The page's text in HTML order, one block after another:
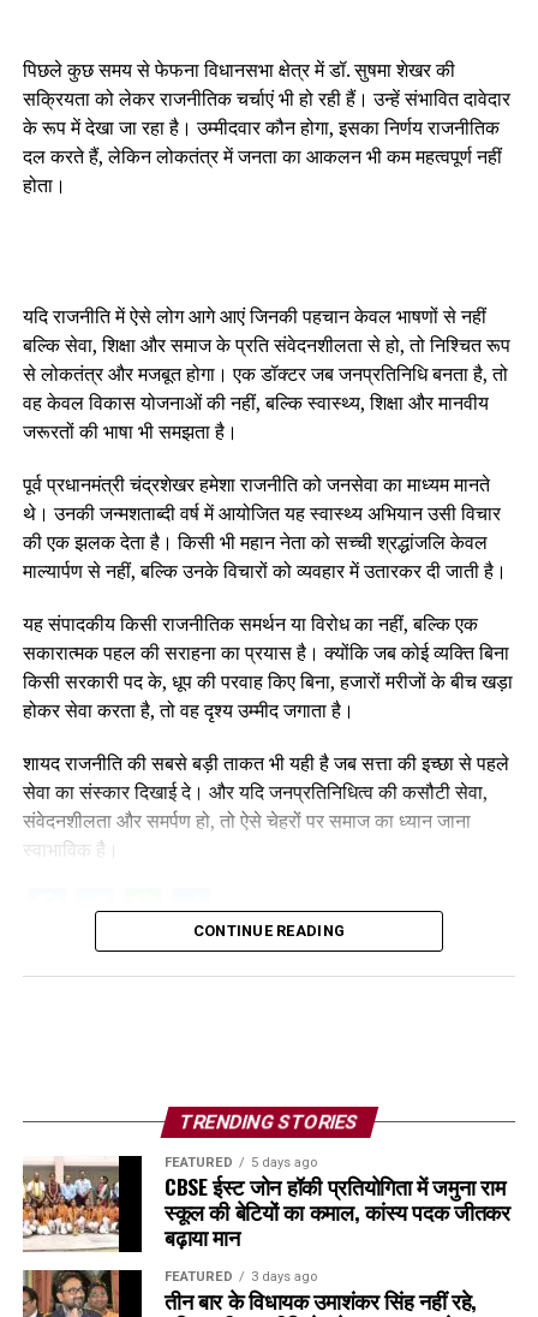
पिछले कुछ समय से फेफना विधानसभा क्षेत्र में डॉ. सुषमा शेखर की
सक्रियता को लेकर राजनीतिक चर्चाएं भी हो रही हैं। उन्हें संभावित दावेदार
के रूप में देखा जा रहा है। उम्मीदवार कौन होगा, इसका निर्णय राजनीतिक
दल करते हैं, लेकिन लोकतंत्र में जनता का आकलन भी कम महत्वपूर्ण नहीं
होता।
यदि राजनीति में ऐसे लोग आगे आएं जिनकी पहचान केवल भाषणों से नहीं
बल्कि सेवा, शिक्षा और समाज के प्रति संवेदनशीलता से हो, तो निश्चित रूप
से लोकतंत्र और मजबूत होगा। एक डॉक्टर जब जनप्रतिनिधि बनता है, तो
वह केवल विकास योजनाओं की नहीं, बल्कि स्वास्थ्य, शिक्षा और मानवीय
जरूरतों की भाषा भी समझता है।
पूर्व प्रधानमंत्री चंद्रशेखर हमेशा राजनीति को जनसेवा का माध्यम मानते
थे। उनकी जन्मशताब्दी वर्ष में आयोजित यह स्वास्थ्य अभियान उसी विचार
की एक झलक देता है। किसी भी महान नेता को सच्ची श्रद्धांजलि केवल
माल्यार्पण से नहीं, बल्कि उनके विचारों को व्यवहार में उतारकर दी जाती है।
यह संपादकीय किसी राजनीतिक समर्थन या विरोध का नहीं, बल्कि एक
सकारात्मक पहल की सराहना का प्रयास है। क्योंकि जब कोई व्यक्ति बिना
किसी सरकारी पद के, धूप की परवाह किए बिना, हजारों मरीजों के बीच खड़ा
होकर सेवा करता है, तो वह दृश्य उम्मीद जगाता है।
शायद राजनीति की सबसे बड़ी ताकत भी यही है जब सत्ता की इच्छा से पहले
सेवा का संस्कार दिखाई दे। और यदि जनप्रतिनिधित्व की कसौटी सेवा,
संवेदनशीलता और समर्पण हो, तो ऐसे चेहरों पर समाज का ध्यान जाना
स्वाभाविक है।
Facebook
Twitter
WhatsApp
Share
CONTINUE READING
TRENDING STORIES
FEATURED 5 days ago
CBSE ईस्ट जोन हॉकी प्रतियोगिता में जमुना राम
स्कूल की बेटियों का कमाल, कांस्य पदक जीतकर
बढ़ाया मान
FEATURED 3 days ago
तीन बार के विधायक उमाशंकर सिंह नहीं रहे,